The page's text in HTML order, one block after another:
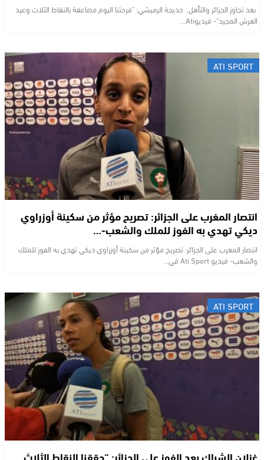
​ بعد تجاوز الجزائر والتأهل.. خديجة الرميشي: "فرحتنا اليوم مضاعفة بالنقاط الثلاث وعيد
العرش المجيد"- فيديوAti…
ATI SPORT
انتصار المغرب على الجزائر: تصريح مؤثر من سكينة أوزراوي
ديكي تهدي به الفوز للملك والشعب-…
انتصار المغرب على الجزائر: تصريح مؤثر من سكينة أوزراوي ديكي تهدي به الفوز للملك
والشعب- فيديو Ati Sport ​في…
ATI SPORT